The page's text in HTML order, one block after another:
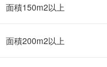
保
す
る
面積150m2以上
面積200m2以上